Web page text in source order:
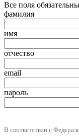
Все поля
фамилия
имя
отчество
email
пароль
В соответствии с